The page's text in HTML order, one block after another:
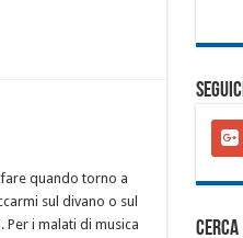
fare quando torno a
sul divano o sul
Per i malati di musica
plus-
cerca